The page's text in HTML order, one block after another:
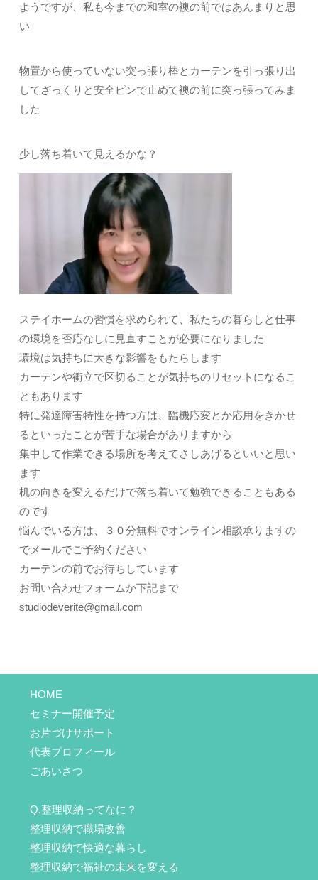
ようですが、私も今までの和室の襖の前ではあんまりと思
い
物置から使っていない突っ張り棒とカーテンを引っ張り出
してざっくりと安全ピンで止めて襖の前に突っ張ってみま
した
少し落ち着いて見えるかな？
ステイホームの習慣を求められて、私たちの暮らしと仕事
の環境を否応なしに見直すことが必要になりました
環境は気持ちに大きな影響をもたらします
カーテンや衝立で区切ることが気持ちのリセットになるこ
ともあります
特に発達障害特性を持つ方は、臨機応変とか応用をきかせ
るといったことが苦手な場合がありますから
集中して作業できる場所を考えてさしあげるといいと思い
ます
机の向きを変えるだけで落ち着いて勉強できることもある
のです
悩んでいる方は、３０分無料でオンライン相談承りますの
でメールでご予約ください
カーテンの前でお待ちしています
お問い合わせフォームか下記まで
studiodeverite@gmail.com
HOME
セミナー開催予定
お片づけサポート
代表プロフィール
ごあいさつ
Q.整理収納ってなに？
整理収納で職場改善
整理収納で快適な暮らし
整理収納で福祉の未来を変える